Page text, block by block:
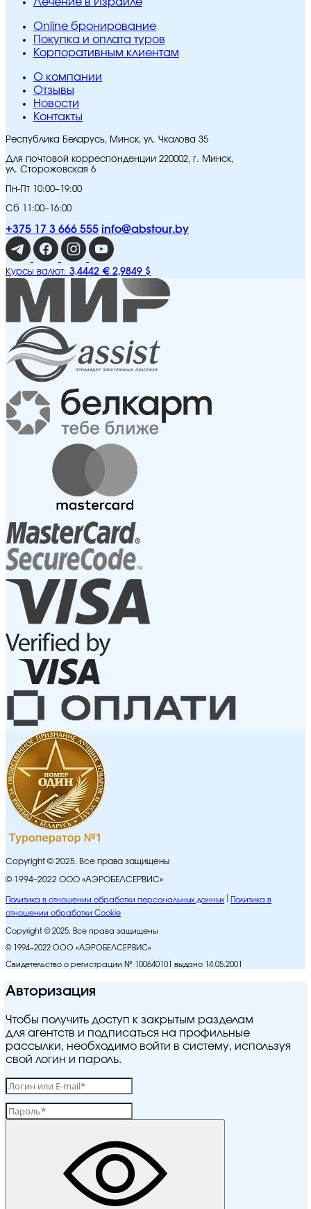
Online бронирование
Покупка и оплата туров
Корпоративным клиентам
O компании
Отзывы
Новости
Контакты
Республика Беларусь, Минск, ул. Чкалова 35
Для почтовой корреспонденции 220002, г. Минск,
ул. Сторожовская 6
Пн-Пт 10:00–19:00
Сб 11:00–16:00
+375 17 3 666 555 info@abstour.by
Курсы валют: 3,4442 € 2,9849 $
Copyright © 2025. Все права защищены
© 1994–2022 ООО «АЭРОБЕЛСЕРВИС»
Политика в отношении обработки персональных данных
Политика в
отношении обработки Cookie
Copyright © 2025. Все права защищены
© 1994–2022 ООО «АЭРОБЕЛСЕРВИС»
Свидетельство о регистрации № 100640101 выдано 14.05.2001
Авторизация
Чтобы получить доступ к закрытым разделам
для агентств и подписаться на профильные
рассылки, необходимо войти в систему, используя
свой логин и пароль.